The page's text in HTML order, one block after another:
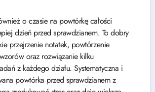
o czasie na powtórkę całości
dzień przed sprawdzianem. To dobry
przejrzenie notatek, powtórzenie
oraz rozwiązanie kilku
z każdego działu. Systematyczna i
powtórka przed sprawdzianem z